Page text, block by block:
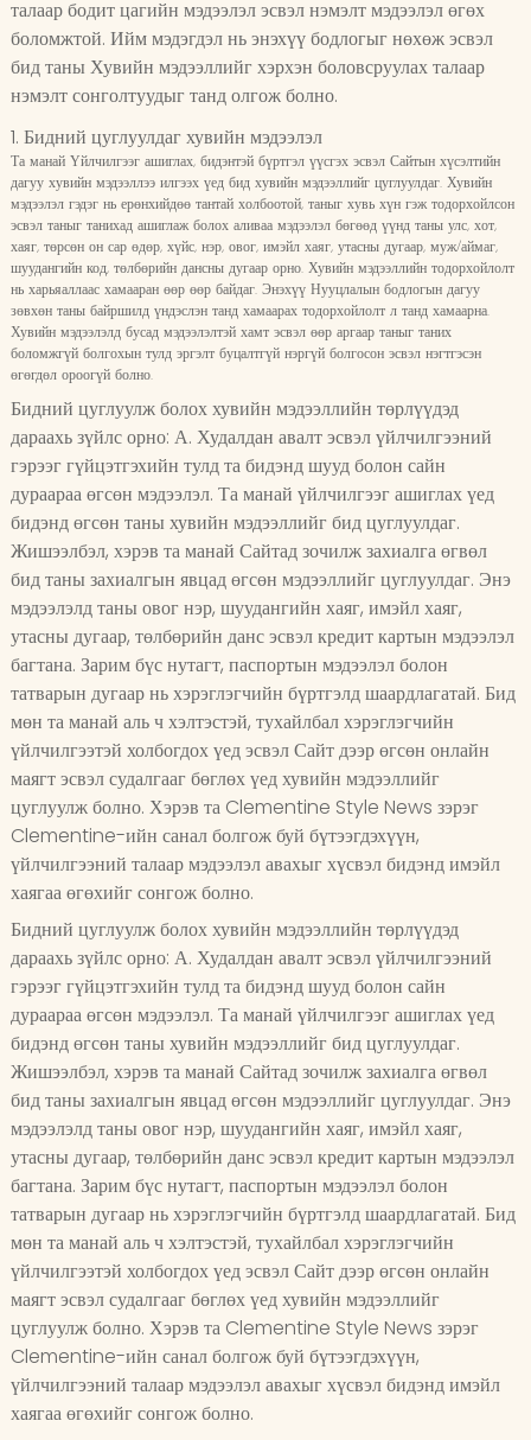
талаар бодит цагийн мэдээлэл эсвэл нэмэлт мэдээлэл өгөх
боломжтой. Ийм мэдэгдэл нь энэхүү бодлогыг нөхөж эсвэл
бид таны Хувийн мэдээллийг хэрхэн боловсруулах талаар
нэмэлт сонголтуудыг танд олгож болно.
1. Бидний цуглуулдаг хувийн мэдээлэл
Та манай Үйлчилгээг ашиглах, бидэнтэй бүртгэл үүсгэх эсвэл Сайтын хүсэлтийн
дагуу хувийн мэдээллээ илгээх үед бид хувийн мэдээллийг цуглуулдаг. Хувийн
мэдээлэл гэдэг нь ерөнхийдөө тантай холбоотой, таныг хувь хүн гэж тодорхойлсон
эсвэл таныг танихад ашиглаж болох аливаа мэдээлэл бөгөөд үүнд таны улс, хот,
хаяг, төрсөн он сар өдөр, хүйс, нэр, овог, имэйл хаяг, утасны дугаар, муж/аймаг,
шуудангийн код, төлбөрийн дансны дугаар орно. Хувийн мэдээллийн тодорхойлолт
нь харьяаллаас хамааран өөр өөр байдаг. Энэхүү Нууцлалын бодлогын дагуу
зөвхөн таны байршилд үндэслэн танд хамаарах тодорхойлолт л танд хамаарна.
Хувийн мэдээлэлд бусад мэдээлэлтэй хамт эсвэл өөр аргаар таныг таних
боломжгүй болгохын тулд эргэлт буцалтгүй нэргүй болгосон эсвэл нэгтгэсэн
өгөгдөл ороогүй болно.
Бидний цуглуулж болох хувийн мэдээллийн төрлүүдэд
дараахь зүйлс орно: А. Худалдан авалт эсвэл үйлчилгээний
гэрээг гүйцэтгэхийн тулд та бидэнд шууд болон сайн
дураараа өгсөн мэдээлэл. Та манай үйлчилгээг ашиглах үед
бидэнд өгсөн таны хувийн мэдээллийг бид цуглуулдаг.
Жишээлбэл, хэрэв та манай Сайтад зочилж захиалга өгвөл
бид таны захиалгын явцад өгсөн мэдээллийг цуглуулдаг. Энэ
мэдээлэлд таны овог нэр, шуудангийн хаяг, имэйл хаяг,
утасны дугаар, төлбөрийн данс эсвэл кредит картын мэдээлэл
багтана. Зарим бүс нутагт, паспортын мэдээлэл болон
татварын дугаар нь хэрэглэгчийн бүртгэлд шаардлагатай. Бид
мөн та манай аль ч хэлтэстэй, тухайлбал хэрэглэгчийн
үйлчилгээтэй холбогдох үед эсвэл Сайт дээр өгсөн онлайн
маягт эсвэл судалгааг бөглөх үед хувийн мэдээллийг
цуглуулж болно. Хэрэв та Clementine Style News зэрэг
Clementine-ийн санал болгож буй бүтээгдэхүүн,
үйлчилгээний талаар мэдээлэл авахыг хүсвэл бидэнд имэйл
хаягаа өгөхийг сонгож болно.
Бидний цуглуулж болох хувийн мэдээллийн төрлүүдэд
дараахь зүйлс орно: А. Худалдан авалт эсвэл үйлчилгээний
гэрээг гүйцэтгэхийн тулд та бидэнд шууд болон сайн
дураараа өгсөн мэдээлэл. Та манай үйлчилгээг ашиглах үед
бидэнд өгсөн таны хувийн мэдээллийг бид цуглуулдаг.
Жишээлбэл, хэрэв та манай Сайтад зочилж захиалга өгвөл
бид таны захиалгын явцад өгсөн мэдээллийг цуглуулдаг. Энэ
мэдээлэлд таны овог нэр, шуудангийн хаяг, имэйл хаяг,
утасны дугаар, төлбөрийн данс эсвэл кредит картын мэдээлэл
багтана. Зарим бүс нутагт, паспортын мэдээлэл болон
татварын дугаар нь хэрэглэгчийн бүртгэлд шаардлагатай. Бид
мөн та манай аль ч хэлтэстэй, тухайлбал хэрэглэгчийн
үйлчилгээтэй холбогдох үед эсвэл Сайт дээр өгсөн онлайн
маягт эсвэл судалгааг бөглөх үед хувийн мэдээллийг
цуглуулж болно. Хэрэв та Clementine Style News зэрэг
Clementine-ийн санал болгож буй бүтээгдэхүүн,
үйлчилгээний талаар мэдээлэл авахыг хүсвэл бидэнд имэйл
хаягаа өгөхийг сонгож болно.